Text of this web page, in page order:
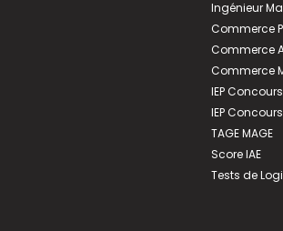
Ingénieur
Commerce
Commerce
Commerce
IEP
IEP
TAGE MAGE
Score IAE
Tests de